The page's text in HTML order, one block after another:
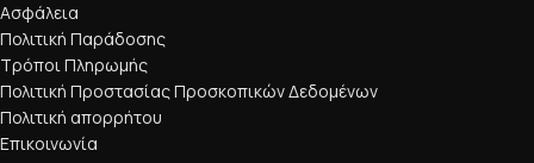
Ασφάλεια
Πολιτική Παράδοσης
Τρόποι Πληρωμής
Πολιτική Προστασίας Προσκοπικών Δεδομένων
Πολιτική απορρήτου
Επικοινωνία